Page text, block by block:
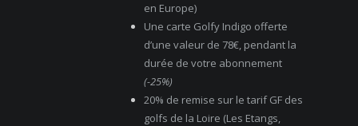
en Europe)
Une carte Golfy Indigo offerte
d’une valeur de 78€, pendant la
durée de votre abonnement
(-25%)
20% de remise sur le tarif GF des
golfs de la Loire (Les Etangs,